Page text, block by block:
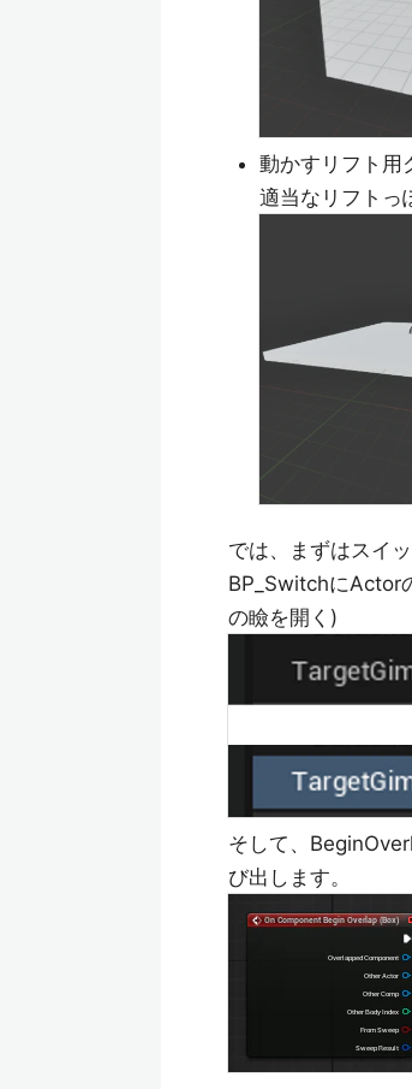
動かすリフト用
適当なリフトっ
では、まずはスイ
BP_SwitchにActor
の瞼を開く)
そして、
び出します。